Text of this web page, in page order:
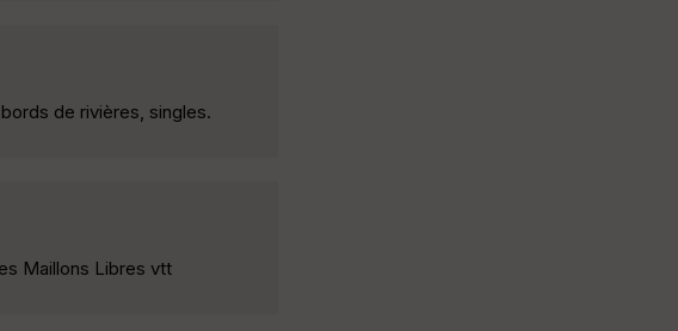
de rivières, singles.
Maillons Libres vtt